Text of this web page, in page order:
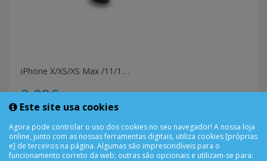
i
Phone X/XS/XS Max /11/11 Pro / 11 Pro Max / 12 /12 Mini /12 Pro /12 Pro Max Kit 2 Parafusos Inferiores
3,08€
Este site usa cookies
Agora pode controlar o uso dos cookies no seu navegador! A nossa loja
online, junto com as nossas ferramentas digitais, utiliza cookies [próprias
e] de terceiros na página. Algumas são imprescindíveis para o
funcionamento correto da web; outras são opcionais e utilizam-se para: